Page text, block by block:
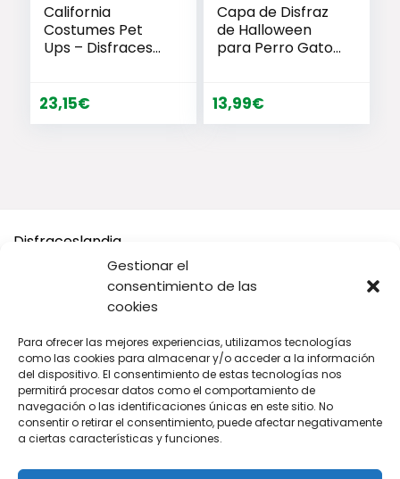
Gestionar el
consentimiento de las
cookies
Para ofrecer las mejores experiencias, utilizamos tecnologías
como las cookies para almacenar y/o acceder a la información
del dispositivo. El consentimiento de estas tecnologías nos
permitirá procesar datos como el comportamiento de
navegación o las identificaciones únicas en este sitio. No
consentir o retirar el consentimiento, puede afectar negativamente
a ciertas características y funciones.
California
Costumes Pet
Ups – Disfraces
23,15€
Capa de Disfraz
de Halloween
para Perro Gato,
de Vampiro para
13,99€
Disfraceslandia
Buscamos Disfraces Originales y divertidos, así como todo
tipo de accesorios y complementos para tu disfraz o tus
A cambio solo te pedimos que si vas a comprar en Amazon,
compres desde nuestros enlaces.
De cada venta recibimos una pequeña comisión para seguir
manteniendo este sitio web tan original y divertido para ti.